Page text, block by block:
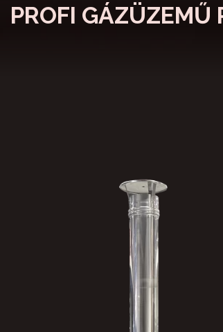
PROFI GÁZÜZEMŰ